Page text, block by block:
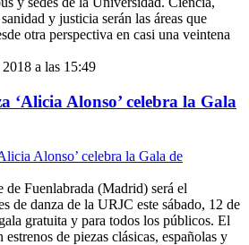
y justicia serán las áreas que
otra perspectiva en casi una veintena
a las 15:49
‘Alicia Alonso’ celebra la Gala
de Fuenlabrada (Madrid) será el
de danza de la URJC este sábado, 12 de
gratuita y para todos los públicos. El
de piezas clásicas, españolas y